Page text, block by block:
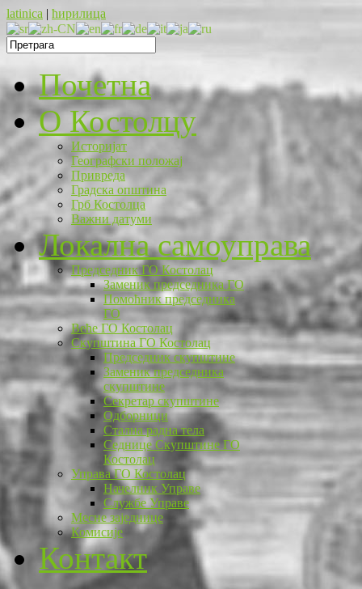
latinica | ћирилица
Почетна
O Костолцу
Историјат
Географски положај
Привреда
Градска општина
Грб Костолца
Важни датуми
Локална самоуправа
Председник ГО Костолац
Заменик председника ГО
Помоћник председника
ГО
Веће ГО Костолац
Скупштина ГО Костолац
Председник скупштине
Заменик председника
скупштине
Секретар скупштине
Одборници
Стална радна тела
Седнице Скупштине ГО
Костолац
Управа ГО Костолац
Начелник Управе
Службе Управе
Месне заједнице
Комисије
Контакт